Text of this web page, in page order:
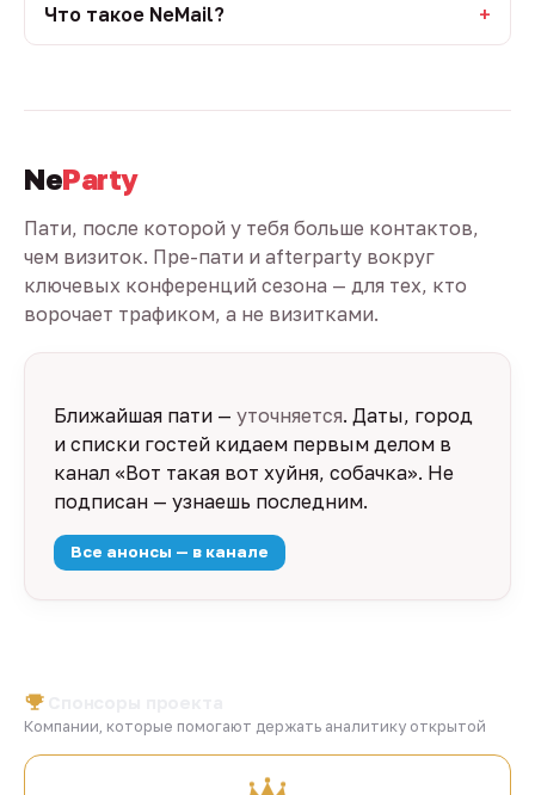
Что такое NeMail?
NeParty
Пати, после которой у тебя больше контактов,
чем визиток. Пре-пати и afterparty вокруг
ключевых конференций сезона — для тех, кто
ворочает трафиком, а не визитками.
Ближайшая пати — уточняется. Даты, город
и списки гостей кидаем первым делом в
канал «Вот такая вот хуйня, собачка». Не
подписан — узнаешь последним.
Все анонсы — в канале
Компании, которые помогают держать аналитику открытой